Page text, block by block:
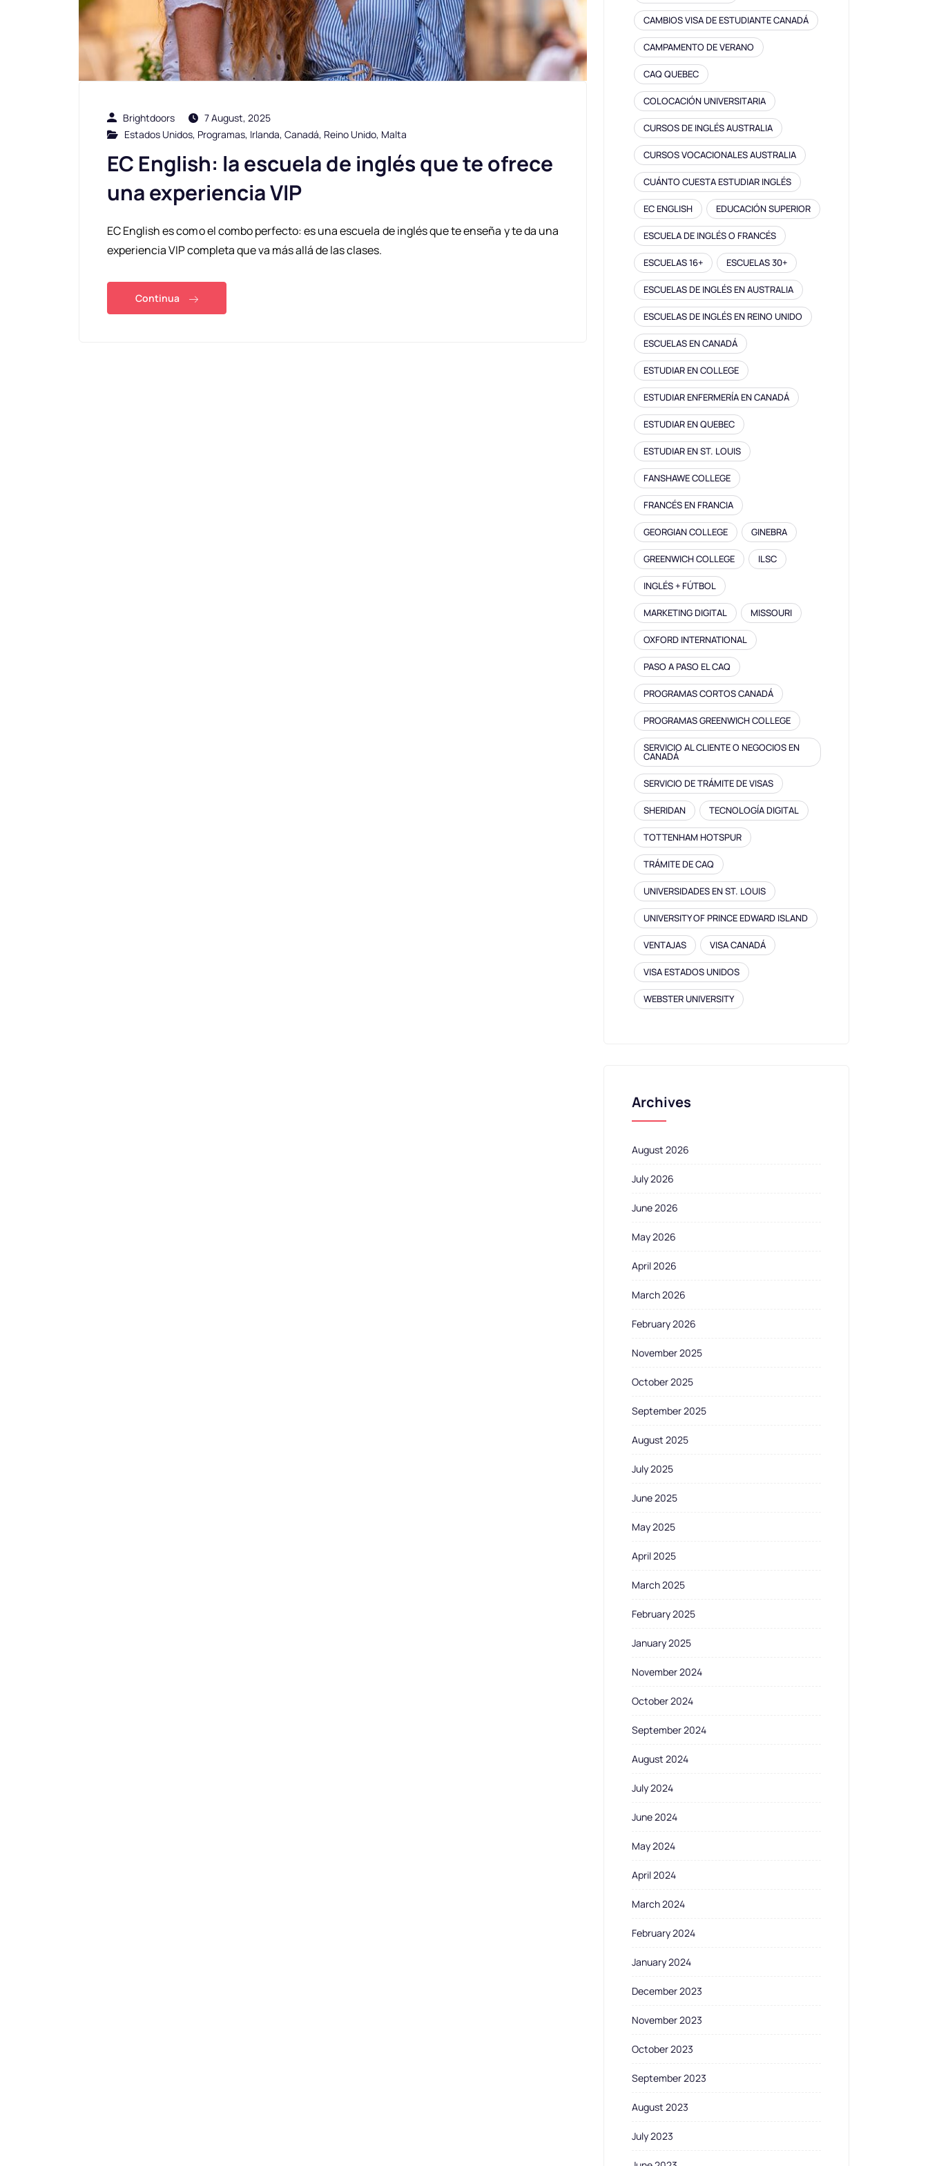
Brightdoors
7 August, 2025
Estados Unidos, Programas, Irlanda, Canadá, Reino Unido, Malta
EC English: la escuela de inglés que te ofrece
una experiencia VIP
EC English es como el combo perfecto: es una escuela de inglés que te enseña y te da una
experiencia VIP completa que va más allá de las clases.
Continua
CAMBIOS VISA DE ESTUDIANTE CANADÁ
CAMPAMENTO DE VERANO
CAQ QUEBEC
COLOCACIÓN UNIVERSITARIA
CURSOS DE INGLÉS AUSTRALIA
CURSOS VOCACIONALES AUSTRALIA
CUÁNTO CUESTA ESTUDIAR INGLÉS
EC ENGLISH EDUCACIÓN SUPERIOR
ESCUELA DE INGLÉS O FRANCÉS
ESCUELAS 16+ ESCUELAS 30+
ESCUELAS DE INGLÉS EN AUSTRALIA
ESCUELAS DE INGLÉS EN REINO UNIDO
ESCUELAS EN CANADÁ
ESTUDIAR EN COLLEGE
ESTUDIAR ENFERMERÍA EN CANADÁ
ESTUDIAR EN QUEBEC
ESTUDIAR EN ST. LOUIS
FANSHAWE COLLEGE
FRANCÉS EN FRANCIA
GEORGIAN COLLEGE GINEBRA
GREENWICH COLLEGE ILSC
INGLÉS + FÚTBOL
MARKETING DIGITAL MISSOURI
OXFORD INTERNATIONAL
PASO A PASO EL CAQ
PROGRAMAS CORTOS CANADÁ
PROGRAMAS GREENWICH COLLEGE
SERVICIO AL CLIENTE O NEGOCIOS EN
CANADÁ
SERVICIO DE TRÁMITE DE VISAS
SHERIDAN TECNOLOGÍA DIGITAL
TOTTENHAM HOTSPUR
TRÁMITE DE CAQ
UNIVERSIDADES EN ST. LOUIS
UNIVERSITY OF PRINCE EDWARD ISLAND
VENTAJAS VISA CANADÁ
VISA ESTADOS UNIDOS
WEBSTER UNIVERSITY
Archives
August 2026
July 2026
June 2026
May 2026
April 2026
March 2026
February 2026
November 2025
October 2025
September 2025
August 2025
July 2025
June 2025
May 2025
April 2025
March 2025
February 2025
January 2025
November 2024
October 2024
September 2024
August 2024
July 2024
June 2024
May 2024
April 2024
March 2024
February 2024
January 2024
December 2023
November 2023
October 2023
September 2023
August 2023
July 2023